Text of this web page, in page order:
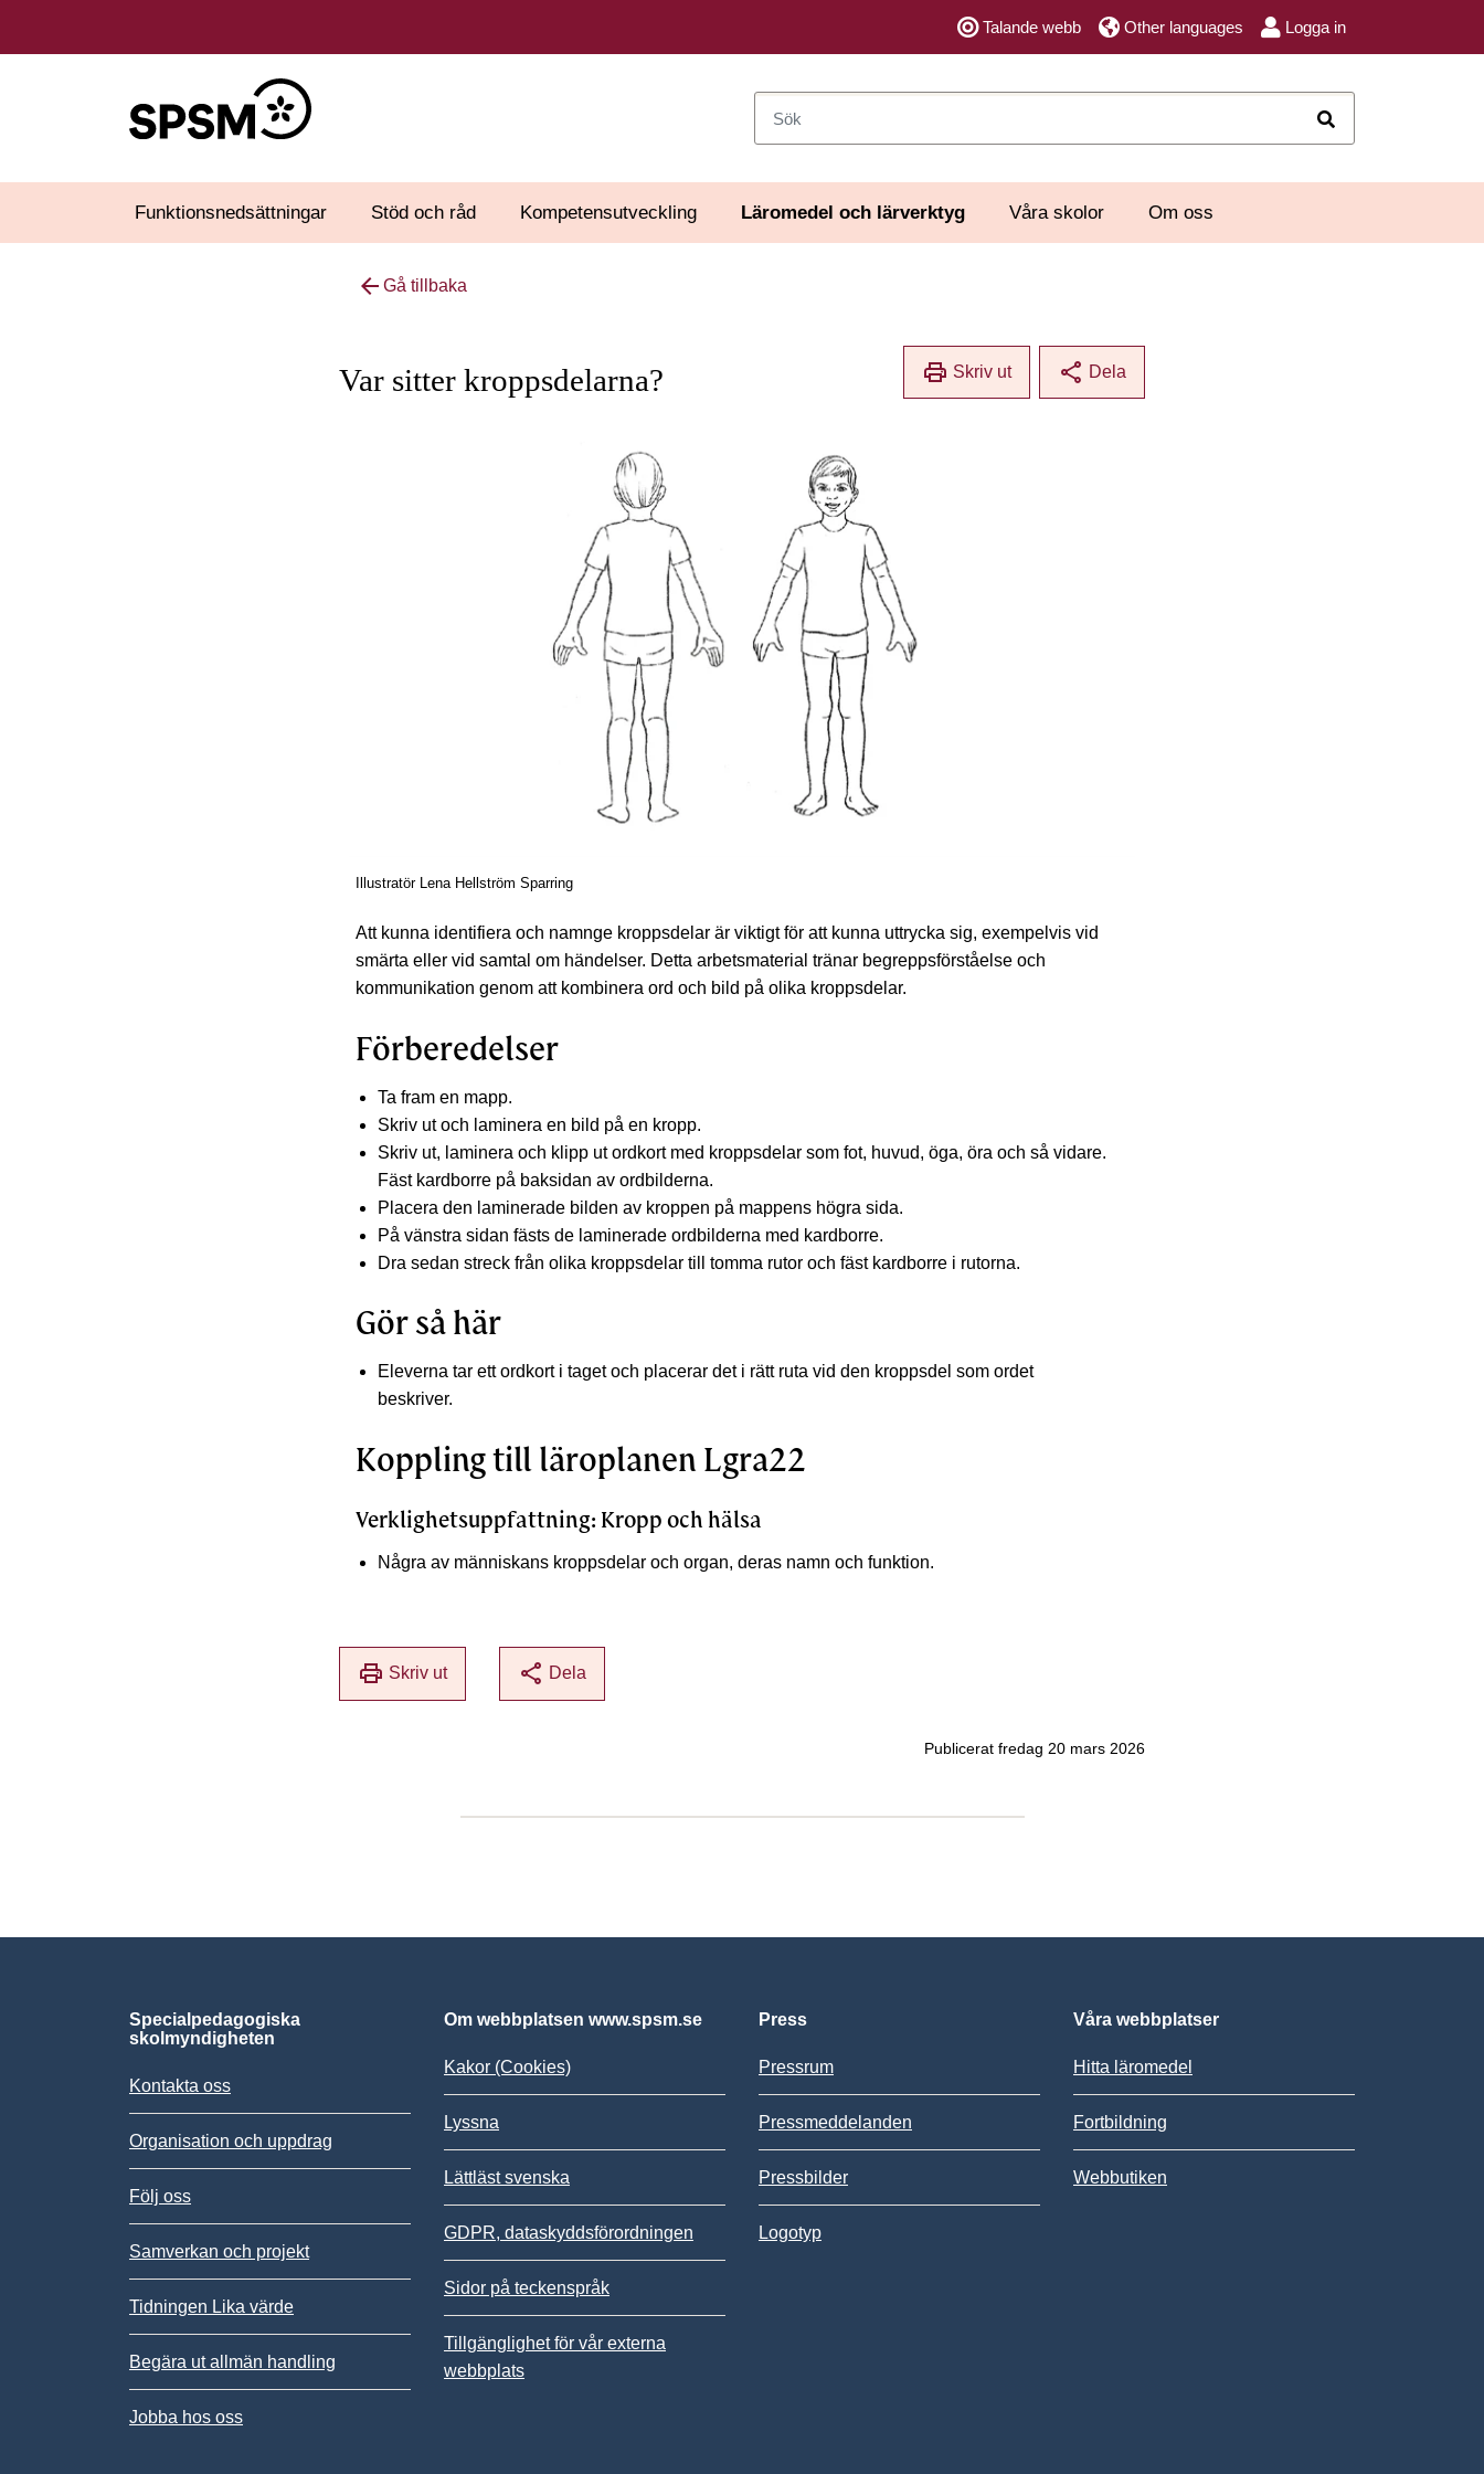
Talande webb Other languages Logga in
Funktionsnedsättningar Stöd och råd Kompetensutveckling Läromedel och lärverktyg Våra skolor Om oss
arrow_back Gå tillbaka
Var sitter kroppsdelarna? print Skriv ut share Dela
Illustratör Lena Hellström Sparring
Att kunna identifiera och namnge kroppsdelar är viktigt för att kunna uttrycka sig, exempelvis vid
smärta eller vid samtal om händelser. Detta arbetsmaterial tränar begreppsförståelse och
kommunikation genom att kombinera ord och bild på olika kroppsdelar.
Förberedelser
Ta fram en mapp.
Skriv ut och laminera en bild på en kropp.
Skriv ut, laminera och klipp ut ordkort med kroppsdelar som fot, huvud, öga, öra och så vidare.
Fäst kardborre på baksidan av ordbilderna.
Placera den laminerade bilden av kroppen på mappens högra sida.
På vänstra sidan fästs de laminerade ordbilderna med kardborre.
Dra sedan streck från olika kroppsdelar till tomma rutor och fäst kardborre i rutorna.
Gör så här
Eleverna tar ett ordkort i taget och placerar det i rätt ruta vid den kroppsdel som ordet
beskriver.
Koppling till läroplanen Lgra22
Verklighetsuppfattning: Kropp och hälsa
Några av människans kroppsdelar och organ, deras namn och funktion.
print Skriv ut share Dela
Publicerat fredag 20 mars 2026
Specialpedagogiska
skolmyndigheten
Kontakta oss
Organisation och uppdrag
Följ oss
Samverkan och projekt
Tidningen Lika värde
Begära ut allmän handling
Jobba hos oss
Om webbplatsen www.spsm.se
Kakor (Cookies)
Lyssna
Lättläst svenska
GDPR, dataskyddsförordningen
Sidor på teckenspråk
Tillgänglighet för vår externa
webbplats
Press
Pressrum
Pressmeddelanden
Pressbilder
Logotyp
Våra webbplatser
Hitta läromedel
Fortbildning
Webbutiken